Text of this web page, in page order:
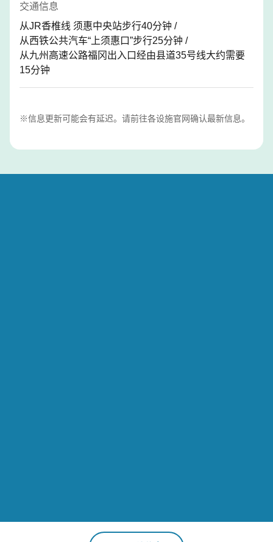
交通信息
从JR香椎线 须惠中央站步行40分钟 /
从西铁公共汽车“上须惠口”步行25分钟 /
从九州高速公路福冈出入口经由县道35号线大约需要
15分钟
※信息更新可能会有延迟。请前往各设施官网确认最新信息。